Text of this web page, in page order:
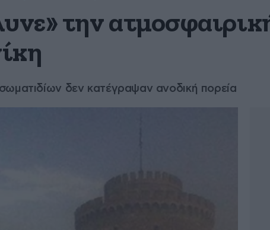
την
δεν κατέγραψαν ανοδική πορεία